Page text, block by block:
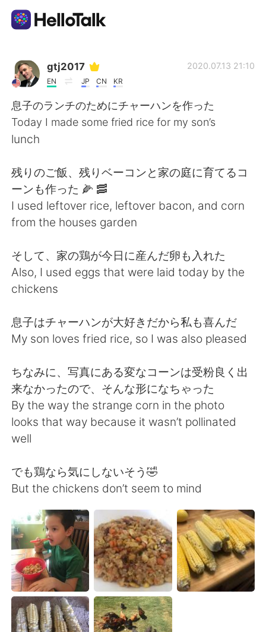
Language Exchange App
English
简体中文 繁體中文
Español العربية
日本語 한국어
Indonesia Italiano
Português
gtj2017
EN JP CN KR
2020.07.13 21:10
息子のランチのためにチャーハンを作った
Today I made some fried rice for my son’s
lunch
残りのご飯、残りベーコンと家の庭に育てるコ
ーンも作った 🌽 🥓
I used leftover rice, leftover bacon, and corn
from the houses garden
そして、家の鶏が今日に産んだ卵も入れた
Also, I used eggs that were laid today by the
chickens
息子はチャーハンが大好きだから私も喜んだ
My son loves fried rice, so I was also pleased
ちなみに、写真にある変なコーンは受粉良く出
来なかったので、そんな形になちゃった
By the way the strange corn in the photo
looks that way because it wasn’t pollinated
well
でも鶏なら気にしないそう🤣
But the chickens don’t seem to mind